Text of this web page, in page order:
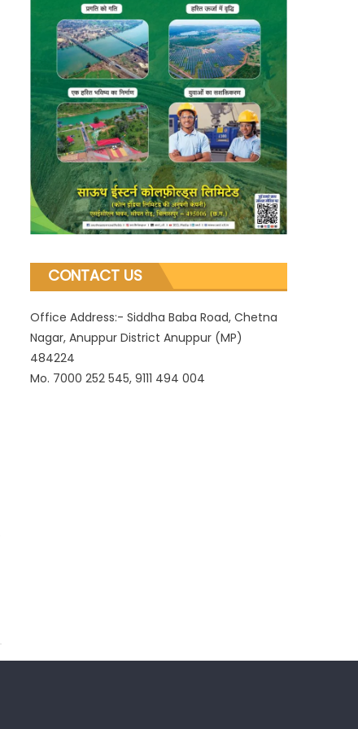
CONTACT US
Office Address:- Siddha Baba Road, Chetna
Nagar, Anuppur District Anuppur (MP)
484224
Mo. 7000 252 545, 9111 494 004